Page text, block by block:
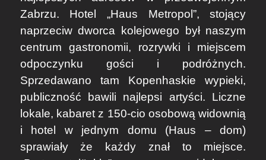
Zabrzu. Hotel „Haus Metropol”, stojący
naprzeciw dworca kolejowego był naszym
centrum gastronomii, rozrywki i miejscem
odpoczynku gości i podróżnych.
Sprzedawano tam Kopenhaskie wypieki,
publiczność bawili najlepsi artyści. Liczne
lokale, kabaret z 150-cio osobową widownią
i hotel w jednym domu (Haus – dom)
sprawiały że każdy znał to miejsce.